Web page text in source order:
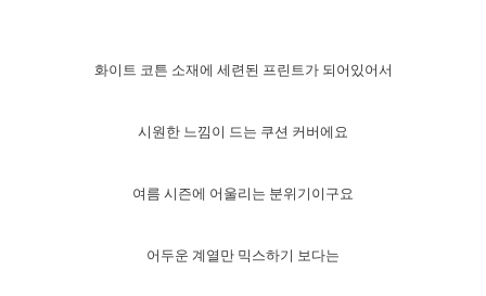
화이트 코튼 소재에 세련된 프린트가 되어있어서
시원한 느낌이 드는 쿠션 커버에요
여름 시즌에 어울리는 분위기이구요
어두운 계열만 믹스하기 보다는